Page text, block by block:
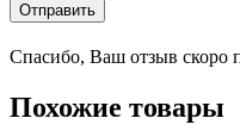
Отправить
Спасибо, Ваш отзыв скоро
Похожие товары